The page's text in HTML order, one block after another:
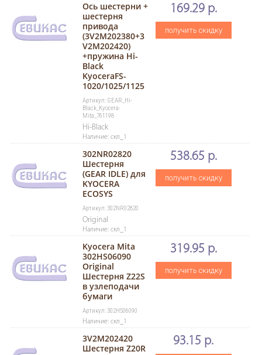
Ось шестерни +
шестерня
привода
(3V2M202380+3
V2M202420)
+пружина Hi-
Black
KyoceraFS-
1020/1025/1125
Артикул: GEAR_Hi-
Black_Kyocera-
Mita_761198
Hi-Black
Наличие: скл_1
169.29 р.
получить скидку
302NR02820
Шестерня
(GEAR IDLE) для
KYOCERA
ECOSYS
Артикул: 302NR02820
Original
Наличие: скл_1
538.65 р.
получить скидку
Kyocera Mita
302HS06090
Original
Шестерня Z22S
в узлеподачи
бумаги
Артикул: 302HS06090
Наличие: скл_1
319.95 р.
получить скидку
3V2M202420
Шестерня Z20R
93.15 р.